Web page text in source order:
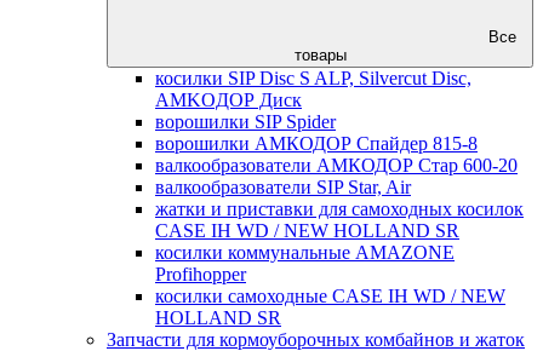
Все
товары
косилки SIP Disc S ALP, Silvercut Disc,
AMKOДОР Диск
ворошилки SIP Spider
ворошилки АМКОДОР Спайдер 815-8
валкообразователи АМКОДОР Стар 600-20
валкообразователи SIP Star, Air
жатки и приставки для самоходных косилок
CASE IH WD / NEW HOLLAND SR
косилки коммунальные AMAZONE
Profihopper
косилки самоходные CASE IH WD / NEW
HOLLAND SR
Запчасти для кормоуборочных комбайнов и жаток